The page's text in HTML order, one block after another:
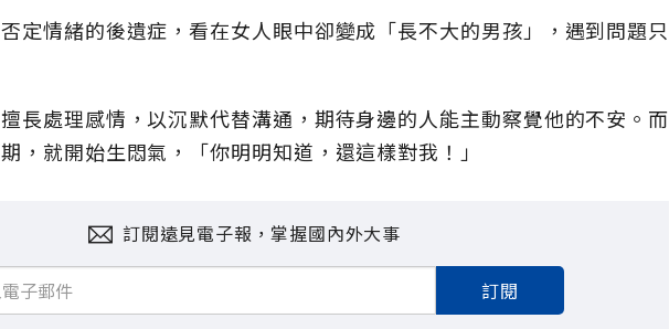
定情緒的後遺症，看在女人眼中卻變成「長不大的男孩」，遇到問題只
長處理感情，以沉默代替溝通，期待身邊的人能主動察覺他的不安。而
，就開始生悶氣，「你明明知道，還這樣對我！」
訂閱遠見電子報，掌握國內外大事
訂閱